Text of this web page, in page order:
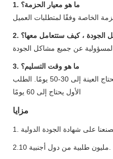
1. ما هو معيار الحزمة؟
الجودة ، كيف ستتعامل معها؟
3. ما هو وقت التسليم؟
يحتاج النمط إلى 30-60 يومًا ، وتحتاج العينة إلى 30-50 يومًا. الطلب
الأول يحتاج إلى 60 يومًا
مزايا